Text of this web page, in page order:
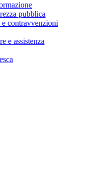
pubblica
contravvenzioni
e assistenza